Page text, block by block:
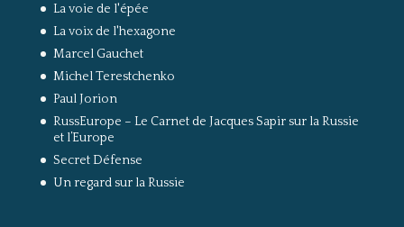
La voie de l'épée
La voix de l'hexagone
Marcel Gauchet
Michel Terestchenko
Paul Jorion
RussEurope – Le Carnet de Jacques Sapir sur la Russie
et l’Europe
Secret Défense
Un regard sur la Russie